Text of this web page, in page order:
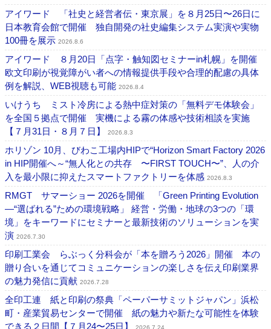
アイワード 「社史と経営者伝・東京展」を８月25日〜26日に
日本教育会館で開催 独自開発の社史編集システム実演や実物
100冊を展示 2026.8.6
アイワード ８月20日「点字・触知図セミナーin札幌」を開催
欧文印刷が視覚障がい者への情報提供手段や合理的配慮の具体
例を解説、WEB視聴も可能 2026.8.4
いけうち ミスト冷房による熱中症対策の「無料デモ体験会」
を全国５拠点で開催 実機による霧の体感や技術相談を実施
【７月31日・８月７日】
2026.8.3
ホリゾン 10月、びわこ工場内HIPで“Horizon Smart Factory 2026
in HIP開催へ～“無人化との共存 〜FIRST TOUCH〜”、人の介
入を最小限に抑えたスマートファクトリーを体感 2026.8.3
RMGT サマーショー 2026を開催 「Green Printing Evolution
―“選ばれる”ための環境戦略」 経営・労働・地球の3つの「環
境」をキーワードにセミナーと最新技術のソリューションを実
演 2026.7.30
印刷工業会 らぶっく分科会が「本を贈ろう2026」開催 本の
贈り合いを通じてコミュニケーションの楽しさを伝え印刷業界
の魅力発信に貢献 2026.7.28
全印工連 紙と印刷の祭典「ペーパーサミットジャパン」浜松
町・産業貿易センターで開催 紙の魅力や新たな可能性を体験
できる２日間【７月24〜25日】
2026.7.24